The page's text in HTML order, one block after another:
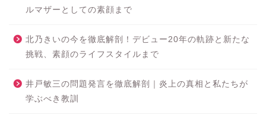
ルマザーとしての素顔まで
北乃きいの今を徹底解剖！デビュー20年の軌跡と新たな
挑戦、素顔のライフスタイルまで
井戸敏三の問題発言を徹底解剖｜炎上の真相と私たちが
学ぶべき教訓